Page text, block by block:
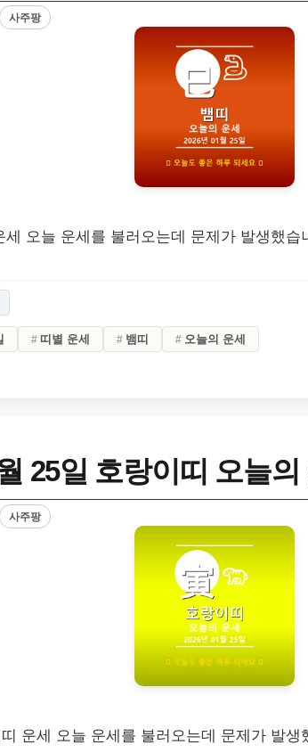
사주팡
세 오늘 운세를 불러오는데 문제가 발생했습
띠별 운세 뱀띠 오늘의 운세
25일 호랑이띠 오늘의
사주팡
운세 오늘 운세를 불러오는데 문제가 발생